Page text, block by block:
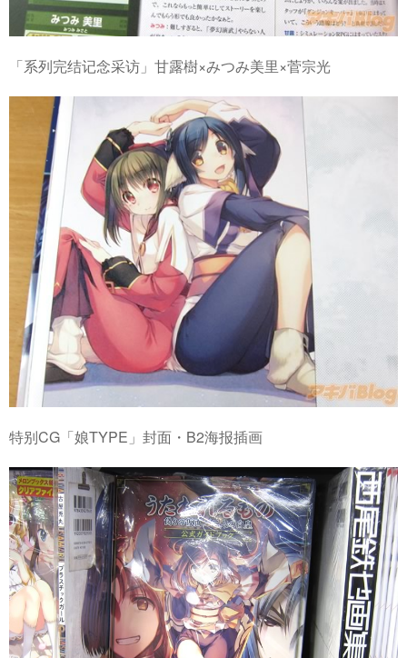
「系列完结记念采访」甘露樹×みつみ美里×菅宗光
特别CG「娘TYPE」封面・B2海报插画